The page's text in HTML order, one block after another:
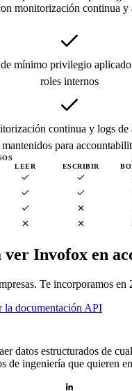
monitorización continua y
mínimo privilegio
roles internos
continua y logs de
mantenidos para
LEER ESCRIBIR
ver Invofox en
Te incorporamos en
la documentación API
datos estructurados de
de ingeniería que quieren